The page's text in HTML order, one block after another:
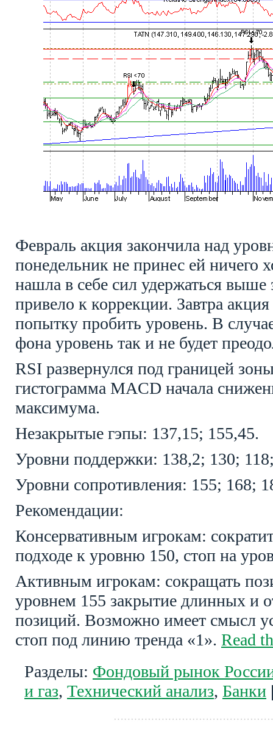
Февраль акция закончила над
понедельник не принес ей ничего
нашла в себе сил удержаться выше
привело к коррекции. Завтра акция
попытку пробить уровень. В
фона уровень так и не будет
RSI развернулся под границей
гистограмма MACD начала
максимума.
Незакрытые гэпы: 137,15; 155,45.
Уровни поддержки: 138,2; 130;
Уровни сопротивления: 155; 168;
Рекомендации:
Консервативным игрокам:
подходе к уровню 150, стоп на
Активным игрокам: сокращать
уровнем 155 закрытие длинных и
позиций. Возможно имеет смысл
стоп под линию тренда «1». Read
Разделы: Фондовый рынок
и газ, Технический анализ, Банки